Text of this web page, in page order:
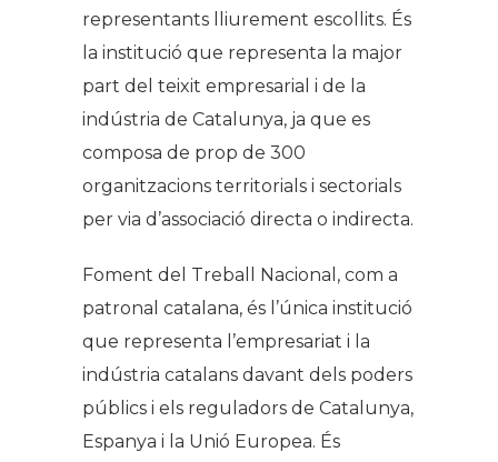
representants lliurement escollits. És
la institució que representa la major
part del teixit empresarial i de la
indústria de Catalunya, ja que es
composa de prop de 300
organitzacions territorials i sectorials
per via d’associació directa o indirecta.
Foment del Treball Nacional, com a
patronal catalana, és l’única institució
que representa l’empresariat i la
indústria catalans davant dels poders
públics i els reguladors de Catalunya,
Espanya i la Unió Europea. És